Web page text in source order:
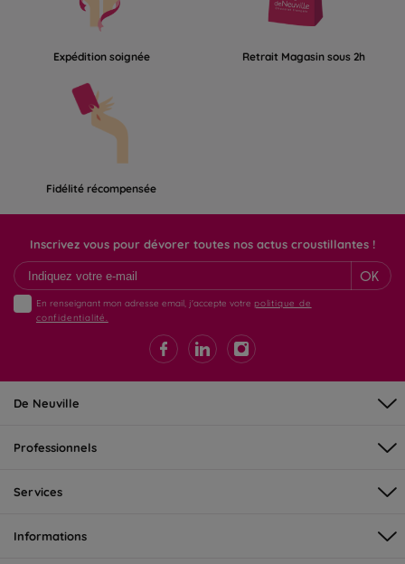
Expédition soignée Retrait Magasin sous 2h
Fidélité récompensée
Inscrivez vous pour dévorer toutes nos actus croustillantes !
OK
En renseignant mon adresse email, j'accepte votre politique de
confidentialité.
De Neuville
Professionnels
Services
Informations